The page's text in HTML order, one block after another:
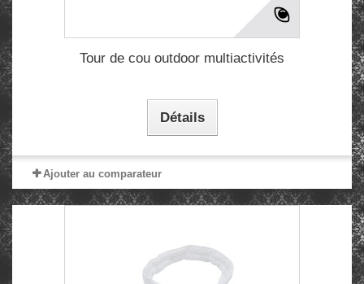
Tour de cou outdoor multiactivités
Détails
Ajouter au comparateur